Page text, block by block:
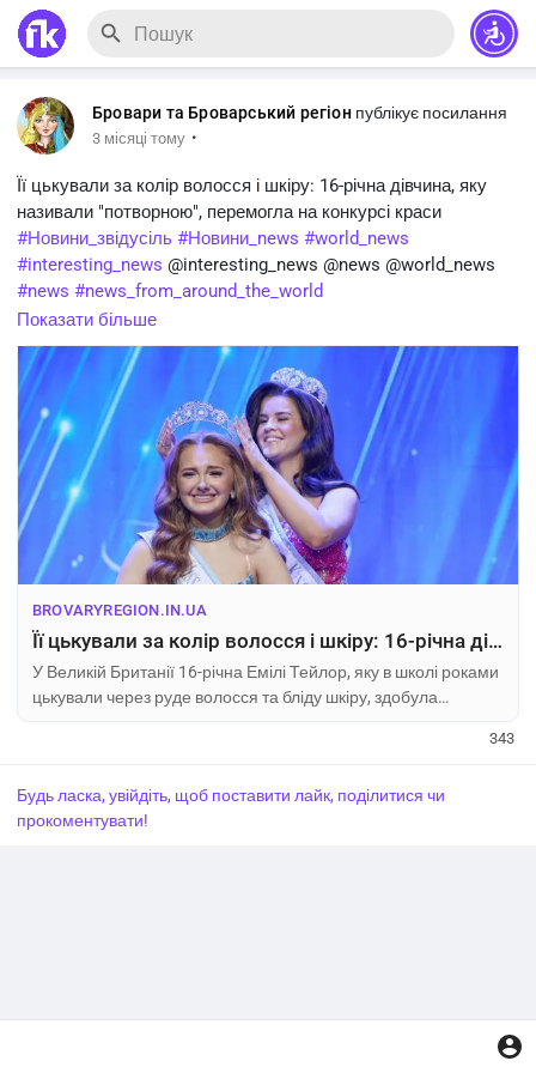
Бровари та Броварський регіон публікує посилання
3 місяці тому ·
Її цькували за колір волосся і шкіру: 16-річна дівчина, яку
називали "потворною", перемогла на конкурсі краси
#Новини_звідусіль #Новини_news #world_news
#interesting_news @interesting_news @news @world_news
#news #news_from_around_the_world
https://brovaryregion.in.ua/?p=48960
Показати більше
BROVARYREGION.IN.UA
Її цькували за колір волосся і шкіру: 16-річна дівчина, яку називали «потворною», перемогла на конкурсі краси
У Великій Британії 16-річна Емілі Тейлор, яку в школі роками
цькували через руде волосся та бліду шкіру, здобула
перемогу на національному конкурси краси серед підлітків.
передбачав оці
343
Будь ласка, увійдіть, щоб поставити лайк, поділитися чи
прокоментувати!